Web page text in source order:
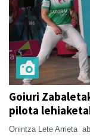
Goiuri
pilota
Onintza Lete Arrieta